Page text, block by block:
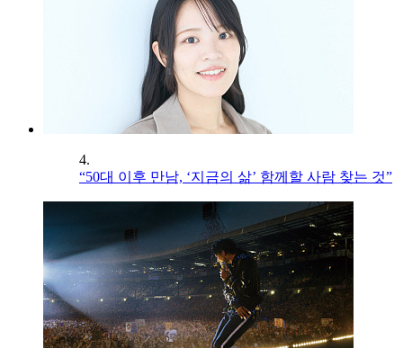
4.
“50대 이후 만남, ‘지금의 삶’ 함께할 사람 찾는 것”